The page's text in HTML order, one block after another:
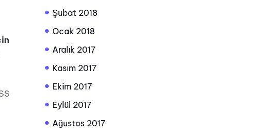
Şubat 2018
Ocak 2018
Aralık 2017
Kasım 2017
Ekim 2017
Eylül 2017
Ağustos 2017